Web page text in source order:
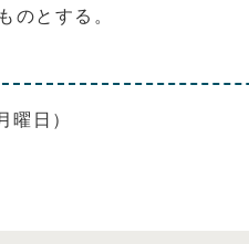
のとする。
日）